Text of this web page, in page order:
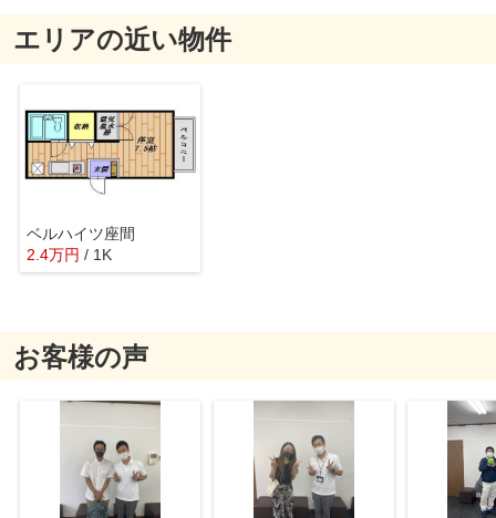
エリアの近い物件
ベルハイツ座間
2.4万円 / 1K
お客様の声